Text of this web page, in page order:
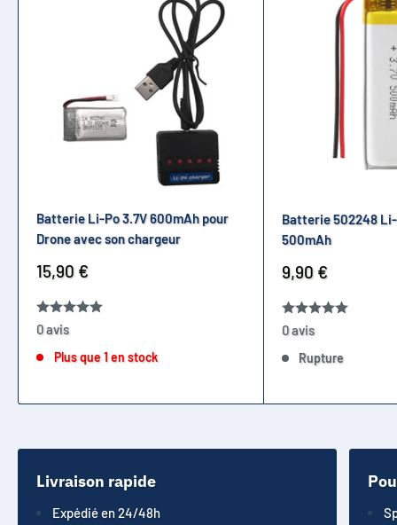
Batterie Li-Po 3.7V 600mAh pour
Drone avec son chargeur
Prix
réduit
15,90 €
0 avis
Plus que 1 en stock
Batterie 502248 Li-
500mAh
Prix
réduit
9,90 €
0 avis
Rupture
Livraison rapide
Expédié en 24/48h